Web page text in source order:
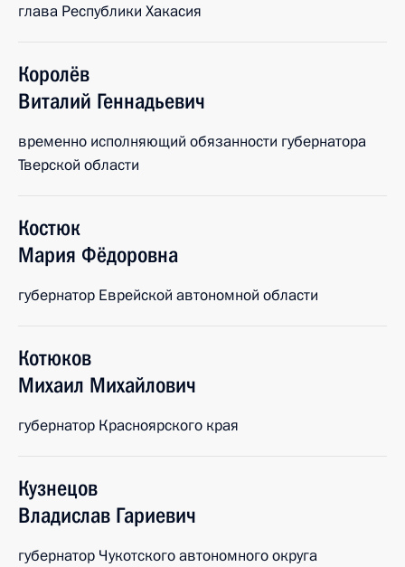
глава Республики Хакасия
Королёв
Виталий Геннадьевич
временно исполняющий обязанности губернатора
Тверской области
Костюк
Мария Фёдоровна
губернатор Еврейской автономной области
Котюков
Михаил Михайлович
губернатор Красноярского края
Кузнецов
Владислав Гариевич
губернатор Чукотского автономного округа